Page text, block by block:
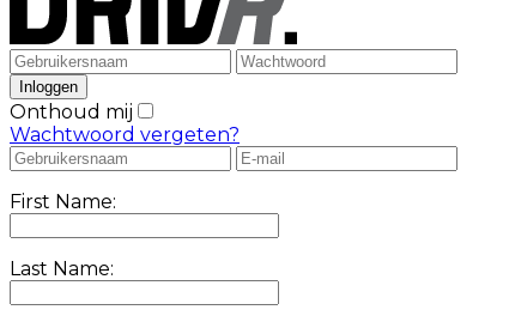
Onthoud mij
Wachtwoord vergeten?
First Name:
Last Name: